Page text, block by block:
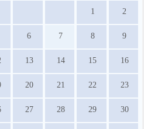
1 2
6 7 8 9
13 14 15 16
20 21 22 23
27 28 29 30